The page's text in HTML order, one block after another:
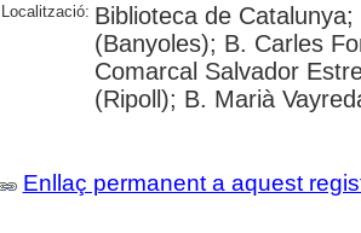
Localització: Biblioteca de
(Banyoles); B. Carles
Comarcal Salvador
(Ripoll); B. Marià
Enllaç permanent a aquest